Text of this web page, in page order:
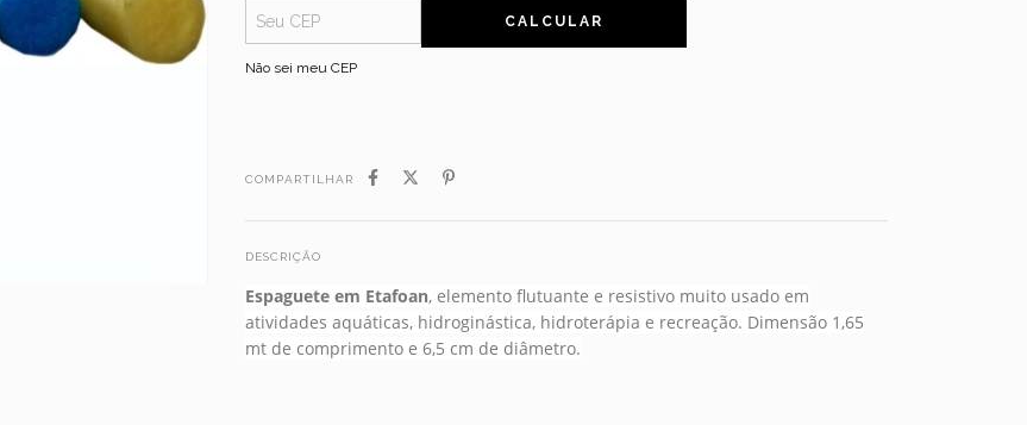
CALCULAR
Não sei meu CEP
COMPARTILHAR
DESCRIÇÃO
Espaguete em Etafoan, elemento flutuante e resistivo muito usado em
atividades aquáticas, hidroginástica, hidroterápia e recreação. Dimensão 1,65
mt de comprimento e 6,5 cm de diâmetro.